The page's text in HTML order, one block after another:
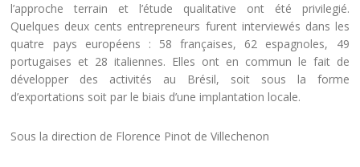
l’approche terrain et l’étude qualitative ont été privilegié.
Quelques deux cents entrepreneurs furent interviewés dans les
quatre pays européens : 58 françaises, 62 espagnoles, 49
portugaises et 28 italiennes. Elles ont en commun le fait de
développer des activités au Brésil, soit sous la forme
d’exportations soit par le biais d’une implantation locale.
Sous la direction de Florence Pinot de Villechenon